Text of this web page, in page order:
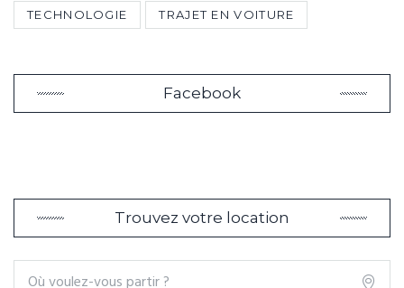
TECHNOLOGIE TRAJET EN VOITURE
Facebook
Trouvez votre location